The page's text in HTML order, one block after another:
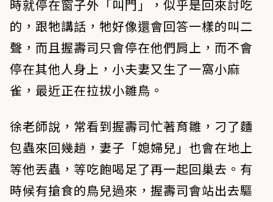
時就停在窗子外「叫門」，似乎是回來討吃
的，跟牠講話，牠好像還會回答一樣的叫二
聲，而且握壽司只會停在他們肩上，而不會
停在其他人身上，小夫妻又生了一窩小麻
雀，最近正在拉拔小雛鳥。
徐老師說，常看到握壽司忙著育雛，刁了麵
包蟲來回幾趟，妻子「媳婦兒」也會在地上
等他丟蟲，等吃飽喝足了再一起回巢去。有
時候有搶食的鳥兒過來，握壽司會站出去驅